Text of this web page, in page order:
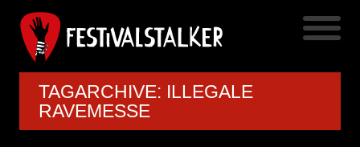
TAGARCHIVE: ILLEGALE
RAVEMESSE